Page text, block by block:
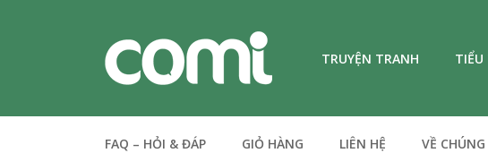
TRUYỆN TRANH TIỂU
FAQ – HỎI & ĐÁP GIỎ HÀNG LIÊN HỆ VỀ